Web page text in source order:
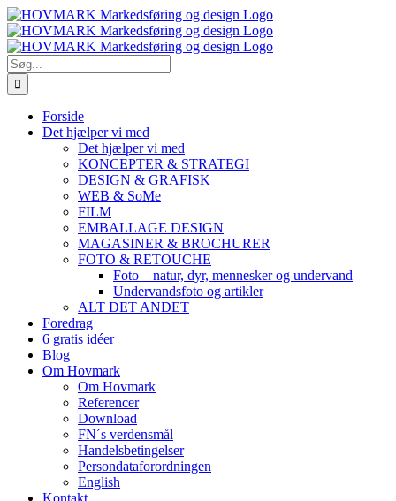
Skip
to
content
Søg
efter:
Forside
Det hjælper vi med
Det hjælper vi med
KONCEPTER & STRATEGI
DESIGN & GRAFISK
WEB & SoMe
FILM
EMBALLAGE DESIGN
MAGASINER & BROCHURER
FOTO & RETOUCHE
Foto – natur, dyr, mennesker og undervand
Undervandsfoto og artikler
ALT DET ANDET
Foredrag
6 gratis idéer
Blog
Om Hovmark
Om Hovmark
Referencer
Download
FN´s verdensmål
Handelsbetingelser
Persondataforordningen
English
Kontakt